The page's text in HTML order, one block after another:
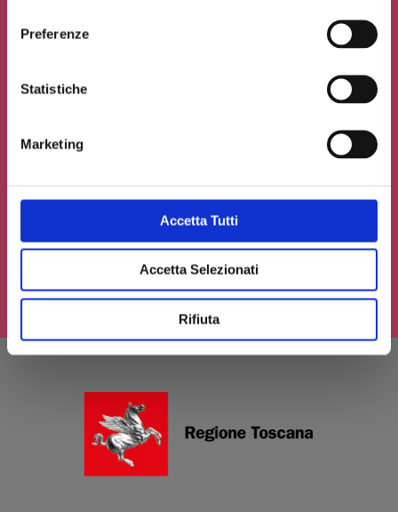
Preferenze
Statistiche
Marketing
Accetta Tutti
Accetta Selezionati
Rifiuta
Carica un file se necessario